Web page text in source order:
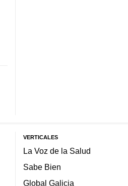
VERTICALES
La Voz de la Salud
Sabe Bien
Global Galicia